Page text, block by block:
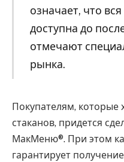
означает, что
доступна до
отмечают
рынка.
Покупателям, которые
стаканов, придется
МакМеню®. При этом
гарантирует